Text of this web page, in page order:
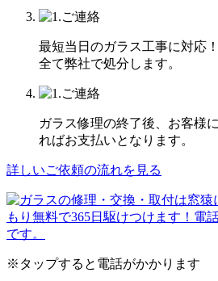
最短当日のガラス工事に対応
全て弊社で処分します。
ガラス修理の終了後、お客様
ればお支払いとなります。
詳しいご依頼の流れを見る
※タップすると電話がかかります